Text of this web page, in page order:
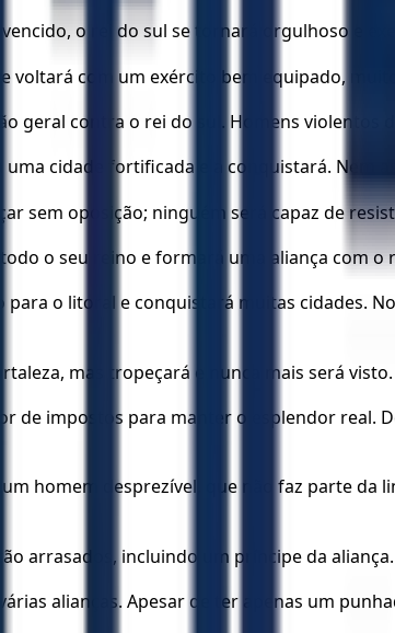
vencido, o rei do sul se tornará orgulhoso e
voltará com um exército bem equipado,
geral contra o rei do sul. Homens
uma cidade fortificada e a conquistará. Nem
sem oposição; ninguém será capaz de
todo o seu reino e formará uma aliança
para o litoral e conquistará muitas
mas tropeçará e nunca mais será visto.
de impostos para manter o esplendor
um homem desprezível, que não faz parte
arrasados, incluindo um príncipe da aliança.
alianças. Apesar de ter apenas um